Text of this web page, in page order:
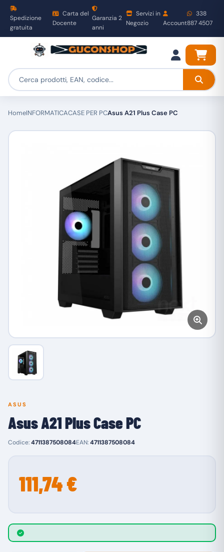
Spedizione
gratuita
Carta del
Docente
Garanzia 2
anni
Servizi in
Negozio
Account
338
887 4507
HomeINFORMATICACASE PER PCAsus A21 Plus Case PC
ASUS
Asus A21 Plus Case PC
Codice:4711387508084EAN:4711387508084
111,74 €